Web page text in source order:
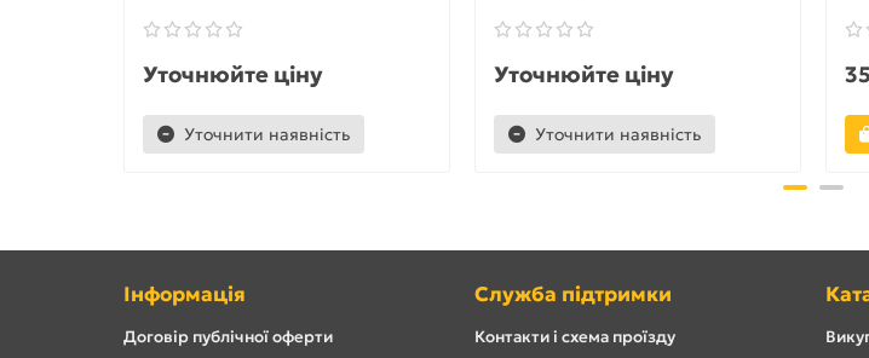
Уточнюйте ціну
Уточнити наявність
Уточнюйте ціну
Уточнити наявність
Інформація
Договір публічної оферти
Служба підтримки
Контакти і схема проїзду